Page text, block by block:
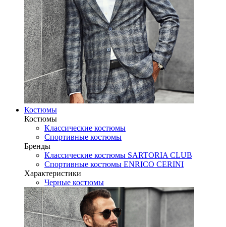
Костюмы
Костюмы
Классические костюмы
Спортивные костюмы
Бренды
Классические костюмы SARTORIA CLUB
Спортивные костюмы ENRICO CERINI
Характеристики
Черные костюмы